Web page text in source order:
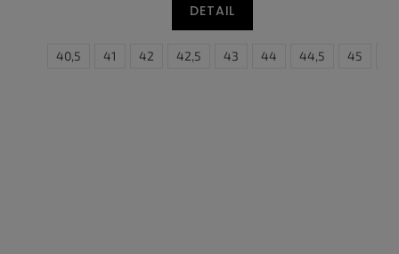
DETAIL
40,5 41 42 42,5 43 44 44,5 45
35,5 36 36,5